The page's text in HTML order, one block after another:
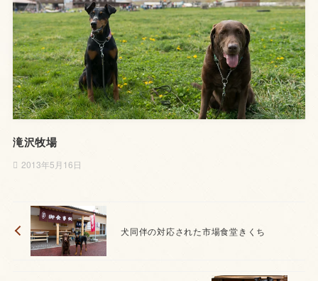
滝沢牧場
2013年5月16日
犬同伴の対応された市場食堂きくち